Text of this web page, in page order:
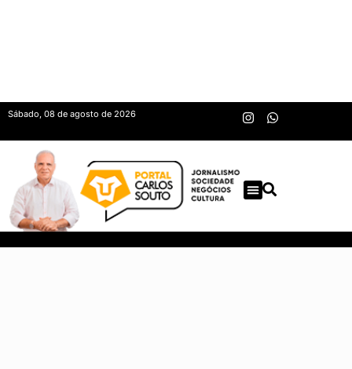
Sábado, 08 de agosto de 2026